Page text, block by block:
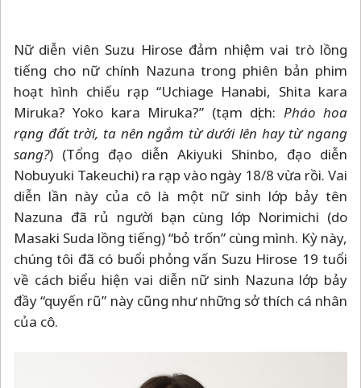
Nữ diễn viên Suzu Hirose đảm nhiệm vai trò lồng
tiếng cho nữ chính Nazuna trong phiên bản phim
hoạt hình chiếu rạp “Uchiage Hanabi, Shita kara
Miruka? Yoko kara Miruka?” (tạm dịch: Pháo hoa
rạng đất trời, ta nên ngắm từ dưới lên hay từ ngang
sang?) (Tổng đạo diễn Akiyuki Shinbo, đạo diễn
Nobuyuki Takeuchi) ra rạp vào ngày 18/8 vừa rồi. Vai
diễn lần này của cô là một nữ sinh lớp bảy tên
Nazuna đã rủ người bạn cùng lớp Norimichi (do
Masaki Suda lồng tiếng) “bỏ trốn” cùng mình. Kỳ này,
chúng tôi đã có buổi phỏng vấn Suzu Hirose 19 tuổi
về cách biểu hiện vai diễn nữ sinh Nazuna lớp bảy
đầy “quyến rũ” này cũng như những sở thích cá nhân
của cô.